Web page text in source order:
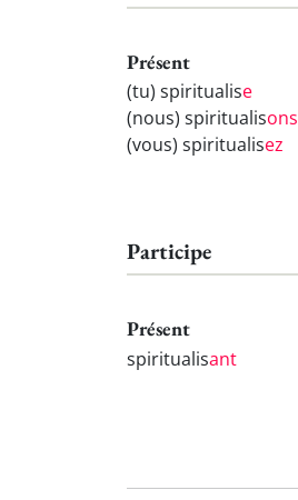
Présent
(tu) spiritualise
(nous) spiritualisons
(vous) spiritualisez
Participe
Présent
spiritualisant